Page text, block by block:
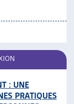
: UNE
PRATIQUES